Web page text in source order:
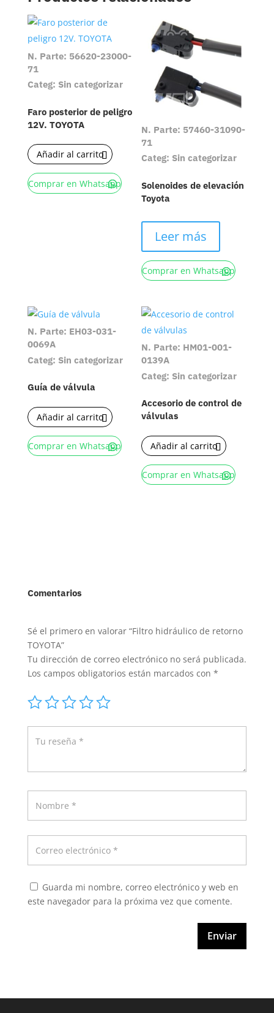
N. Parte: 56620-23000-
71
Categ: Sin categorizar
Faro posterior de peligro
12V. TOYOTA
Añadir al carrito
Comprar en Whatsapp
N. Parte: 57460-31090-
71
Categ: Sin categorizar
Solenoides de elevación
Toyota
Leer más
Comprar en Whatsapp
N. Parte: EH03-031-
0069A
Categ: Sin categorizar
Guía de válvula
Añadir al carrito
Comprar en Whatsapp
N. Parte: HM01-001-
0139A
Categ: Sin categorizar
Accesorio de control de
válvulas
Añadir al carrito
Comprar en Whatsapp
Comentarios
Sé el primero en valorar “Filtro hidráulico de retorno
TOYOTA”
Tu dirección de correo electrónico no será publicada.
Los campos obligatorios están marcados con *
Guarda mi nombre, correo electrónico y web en
este navegador para la próxima vez que comente.
Enviar